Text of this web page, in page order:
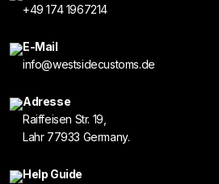
+49 174 1967214
E-Mail
info@westsidecustoms.de
Adresse
Raiffeisen Str. 19,
Lahr 77933 Germany.
Help Guide